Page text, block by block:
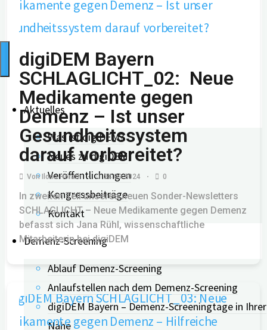
Aktuelles
Was ist digiDEM?
Neues zu digiDEM
Veröffentlichungen
Kongressbeiträge
Kontakt
Demenz-Screening
Ablauf Demenz-Screening
Anlaufstellen nach dem Demenz-Screening
digiDEM Bayern – Demenz-Screeningtage in Ihrer
Nähe
digiDEM Bayern
SCHLAGLICHT_02: Neue
Medikamente gegen
Demenz – Ist unser
Gesundheitssystem
darauf vorbereitet?
Von Ilona Hörath 24.09.2024 0
In zweiten Teil unseres neuen Sonder-Newsletters
SCHLAGLICHT – Neue Medikamente gegen Demenz
befasst sich Jana Rühl, wissenschaftliche
Mitarbeiterin bei digiDEM